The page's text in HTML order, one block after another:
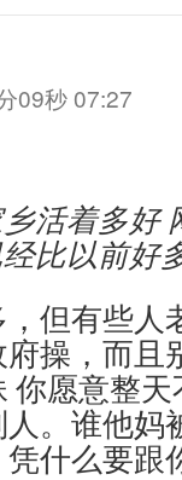
09秒 07:27
活着多好
比以前好
但有些人
操，而且
你愿意整
。谁他妈
什么要跟